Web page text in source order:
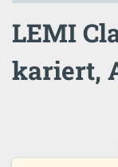
LEMI
kariert,